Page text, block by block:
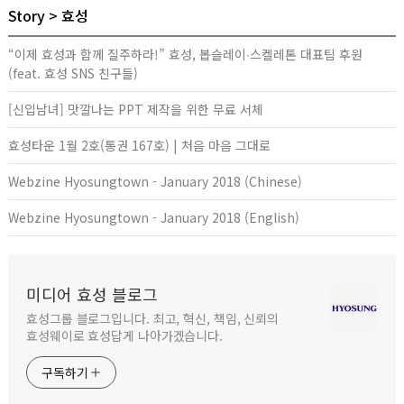
Story 효성
“이제 효성과 함께 질주하라!” 효성, 봅슬레이∙스켈레톤 대표팀 후원
(feat. 효성 SNS 친구들)
[신입남녀] 맛깔나는 PPT 제작을 위한 무료 서체
효성타운 1월 2호(통권 167호) | 처음 마음 그대로
Webzine Hyosungtown - January 2018 (Chinese)
Webzine Hyosungtown - January 2018 (English)
미디어 효성 블로그
효성그룹 블로그입니다. 최고, 혁신, 책임, 신뢰의
효성웨이로 효성답게 나아가겠습니다.
구독하기